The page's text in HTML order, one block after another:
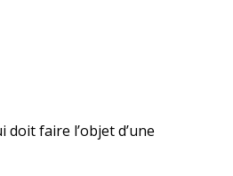
faire l’objet d’une